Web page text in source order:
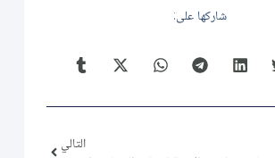
شاركها على:
التالي